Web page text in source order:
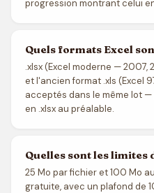
progression montrant celui
Quels formats Excel
.xlsx (Excel moderne — 2007,
et l'ancien format .xls (Excel
acceptés dans le même lot
en .xlsx au préalable.
Quelles sont les limites
25 Mo par fichier et 100 Mo
gratuite, avec un plafond de